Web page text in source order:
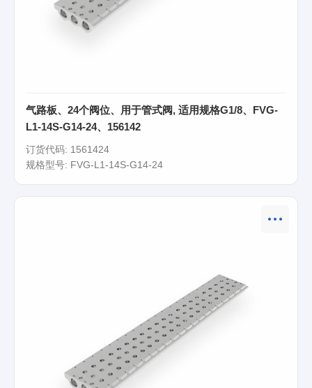
气路板、24个阀位、用于管式阀, 适用规格G1/8、FVG-
L1-14S-G14-24、156142
订货代码: 1561424
规格型号: FVG-L1-14S-G14-24